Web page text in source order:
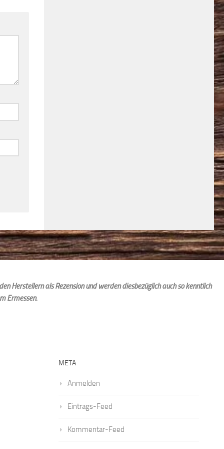
Herstellern als Rezension und werden diesbezüglich auch so kenntlich
Ermessen.
META
Anmelden
Eintrags-Feed
Kommentar-Feed